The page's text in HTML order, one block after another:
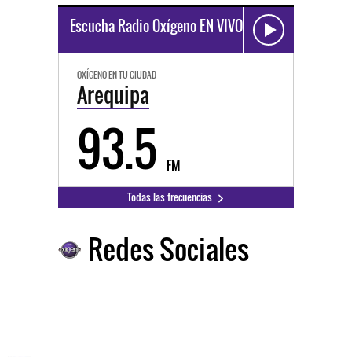
Escucha Radio Oxígeno EN VIVO
OXÍGENO EN TU CIUDAD
Arequipa
93.5 FM
Todas las frecuencias
Redes Sociales